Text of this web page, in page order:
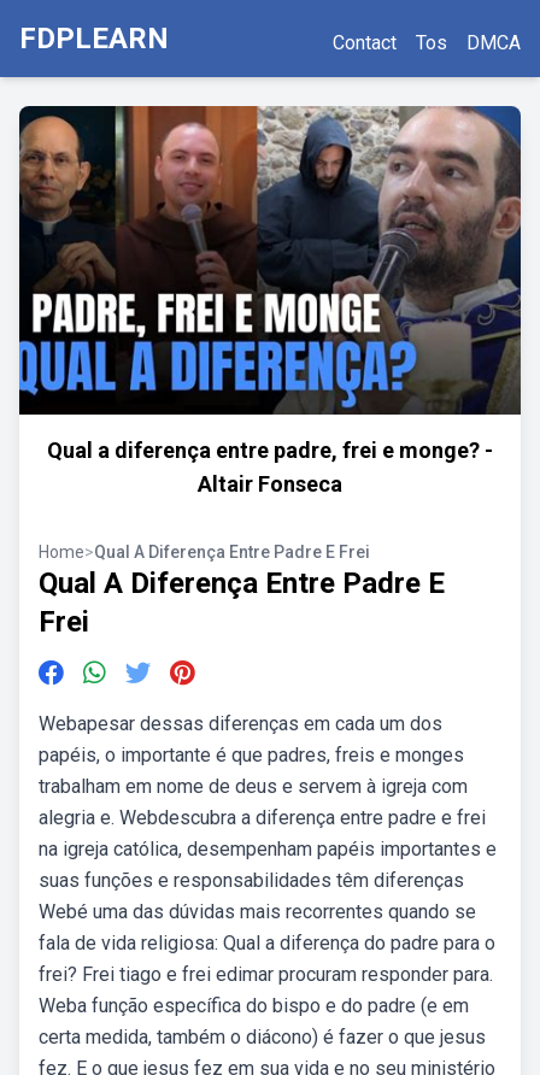
FDPLEARN Contact Tos DMCA
Qual a diferença entre padre, frei e monge? -
Altair Fonseca
Home>Qual A Diferença Entre Padre E Frei
Qual A Diferença Entre Padre E
Frei
Webapesar dessas diferenças em cada um dos
papéis, o importante é que padres, freis e monges
trabalham em nome de deus e servem à igreja com
alegria e. Webdescubra a diferença entre padre e frei
na igreja católica, desempenham papéis importantes e
suas funções e responsabilidades têm diferenças
Webé uma das dúvidas mais recorrentes quando se
fala de vida religiosa: Qual a diferença do padre para o
frei? Frei tiago e frei edimar procuram responder para.
Weba função específica do bispo e do padre (e em
certa medida, também o diácono) é fazer o que jesus
fez. E o que jesus fez em sua vida e no seu ministério